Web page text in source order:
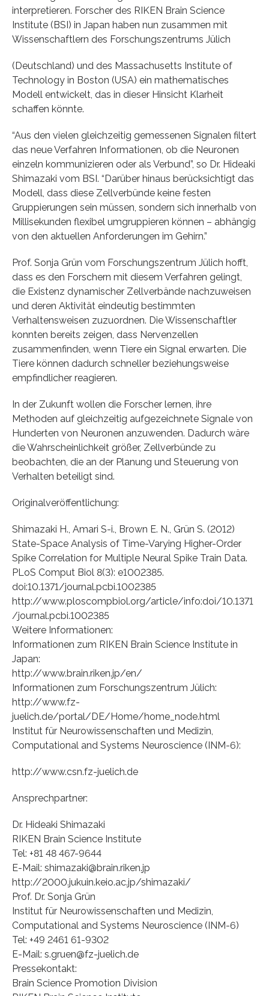
interpretieren. Forscher des RIKEN Brain Science
Institute (BSI) in Japan haben nun zusammen mit
Wissenschaftlern des Forschungszentrums Jülich
(Deutschland) und des Massachusetts Institute of
Technology in Boston (USA) ein mathematisches
Modell entwickelt, das in dieser Hinsicht Klarheit
schaffen könnte.
“Aus den vielen gleichzeitig gemessenen Signalen filtert
das neue Verfahren Informationen, ob die Neuronen
einzeln kommunizieren oder als Verbund”, so Dr. Hideaki
Shimazaki vom BSI. “Darüber hinaus berücksichtigt das
Modell, dass diese Zellverbünde keine festen
Gruppierungen sein müssen, sondern sich innerhalb von
Millisekunden flexibel umgruppieren können – abhängig
von den aktuellen Anforderungen im Gehirn.”
Prof. Sonja Grün vom Forschungszentrum Jülich hofft,
dass es den Forschern mit diesem Verfahren gelingt,
die Existenz dynamischer Zellverbände nachzuweisen
und deren Aktivität eindeutig bestimmten
Verhaltensweisen zuzuordnen. Die Wissenschaftler
konnten bereits zeigen, dass Nervenzellen
zusammenfinden, wenn Tiere ein Signal erwarten. Die
Tiere können dadurch schneller beziehungsweise
empfindlicher reagieren.
In der Zukunft wollen die Forscher lernen, ihre
Methoden auf gleichzeitig aufgezeichnete Signale von
Hunderten von Neuronen anzuwenden. Dadurch wäre
die Wahrscheinlichkeit größer, Zellverbünde zu
beobachten, die an der Planung und Steuerung von
Verhalten beteiligt sind.
Originalveröffentlichung:
Shimazaki H., Amari S-i., Brown E. N., Grün S. (2012)
State-Space Analysis of Time-Varying Higher-Order
Spike Correlation for Multiple Neural Spike Train Data.
PLoS Comput Biol 8(3): e1002385.
doi:10.1371/journal.pcbi.1002385
http://www.ploscompbiol.org/article/info:doi/10.1371
/journal.pcbi.1002385
Weitere Informationen:
Informationen zum RIKEN Brain Science Institute in
Japan:
http://www.brain.riken.jp/en/
Informationen zum Forschungszentrum Jülich:
http://www.fz-
juelich.de/portal/DE/Home/home_node.html
Institut für Neurowissenschaften und Medizin,
Computational and Systems Neuroscience (INM-6):
http://www.csn.fz-juelich.de
Ansprechpartner:
Dr. Hideaki Shimazaki
RIKEN Brain Science Institute
Tel: +81 48 467-9644
E-Mail: shimazaki@brain.riken.jp
http://2000.jukuin.keio.ac.jp/shimazaki/
Prof. Dr. Sonja Grün
Institut für Neurowissenschaften und Medizin,
Computational and Systems Neuroscience (INM-6)
Tel: +49 2461 61-9302
E-Mail: s.gruen@fz-juelich.de
Pressekontakt:
Brain Science Promotion Division